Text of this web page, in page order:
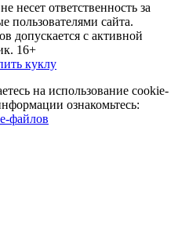
несет ответственность за
пользователями сайта.
допускается с активной
16+
куклу
на использование cookie-
ознакомьтесь:
файлов